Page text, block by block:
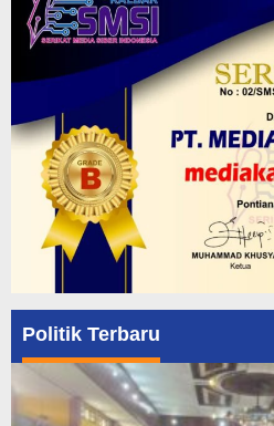
Politik Terbaru